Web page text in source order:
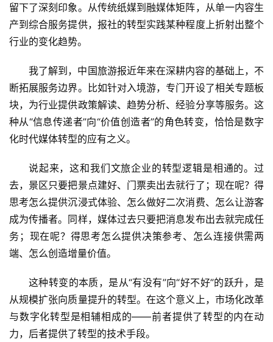
首
页
留下了深刻印象。从传统纸媒到融媒体矩阵，从单一内容生
产到综合服务提供，报社的转型实践某种程度上折射出整个
行业的变化趋势。
我了解到，中国旅游报近年来在深耕内容的基础上，不
断拓展服务边界。比如针对入境游，专门开设了相关专题板
块，为行业提供政策解读、趋势分析、经验分享等服务。这
种从“信息传递者”向“价值创造者”的角色转变，恰恰是数字
化时代媒体转型的应有之义。
说起来，这和我们文旅企业的转型逻辑是相通的。过
去，景区只要把景点建好、门票卖出去就行了；现在呢？得
思考怎么提供沉浸式体验、怎么做好二次消费、怎么让游客
成为传播者。同样，媒体过去只要把消息发布出去就完成任
务；现在呢？得思考怎么提供决策参考、怎么连接供需两
端、怎么创造增量价值。
这种转变的本质，是从“有没有”向“好不好”的跃升，是
从规模扩张向质量提升的转型。在这个意义上，市场化改革
与数字化转型是相辅相成的——前者提供了转型的内在动
力，后者提供了转型的技术手段。